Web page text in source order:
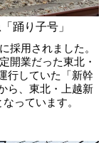
踊り子号」
採用されました。
開業だった東北・
行していた「新幹
ら、東北・上越新
っています。